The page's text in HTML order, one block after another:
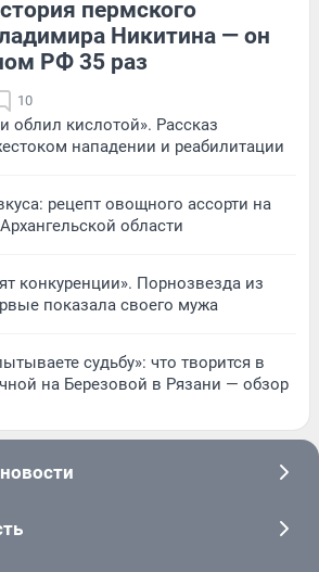
пермского
Никитина — он
РФ 35 раз
10
облил кислотой». Рассказ
нападении и реабилитации
рецепт овощного ассорти на
области
конкуренции». Порнозвезда из
показала своего мужа
судьбу»: что творится в
на Березовой в Рязани — обзор